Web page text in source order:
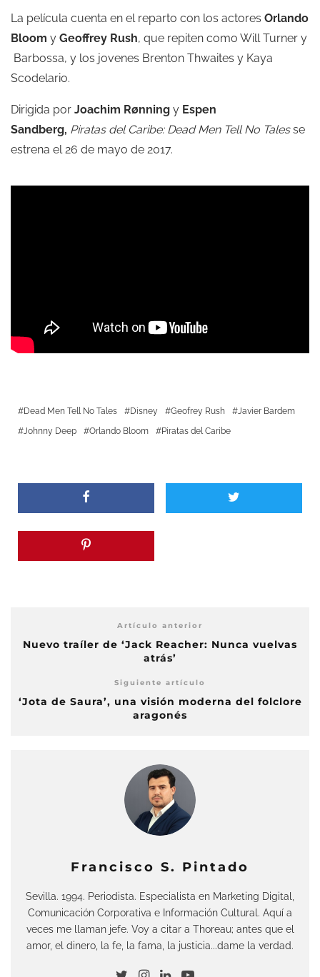
La película cuenta en el reparto con los actores Orlando
Bloom y Geoffrey Rush, que repiten como Will Turner y
Barbossa, y los jovenes Brenton Thwaites y Kaya
Scodelario.
Dirigida por Joachim Rønning y Espen
Sandberg, Piratas del Caribe: Dead Men Tell No Talesse
estrena el 26 de mayo de 2017.
Dead Men Tell No Tales Disney Geofrey Rush
Javier Bardem
Johnny Deep
Orlando Bloom Piratas del Caribe
Artículo anterior
Nuevo traíler de ‘Jack Reacher: Nunca vuelvas
atrás’
Siguiente artículo
‘Jota de Saura’, una visión moderna del folclore
aragonés
Francisco S. Pintado
Sevilla. 1994. Periodista. Especialista en Marketing Digital,
Comunicación Corporativa e Información Cultural. Aquí a
veces me llaman jefe. Voy a citar a Thoreau; antes que el
amor, el dinero, la fe, la fama, la justicia...dame la verdad.